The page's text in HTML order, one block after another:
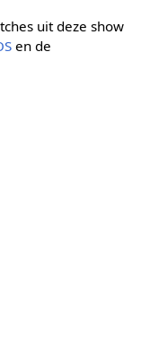
uit deze show
en de